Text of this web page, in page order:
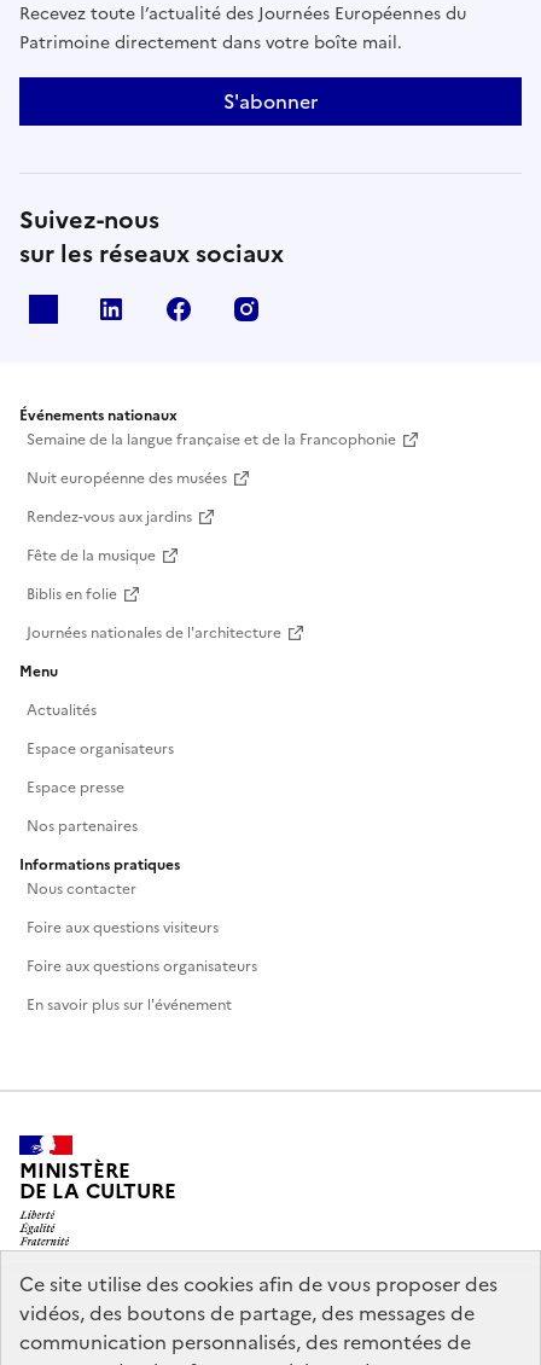
Ce site utilise des cookies afin de vous proposer des
vidéos, des boutons de partage, des messages de
communication personnalisés, des remontées de
Recevez toute l’actualité des Journées Européennes du
Patrimoine directement dans votre boîte mail.
S'abonner
Suivez-nous
sur les réseaux sociaux
Linkedin Facebook
Événements nationaux
Semaine de la langue française et de la Francophonie
Nuit européenne des musées
Rendez-vous aux jardins
Fête de la musique
Biblis en folie
Journées nationales de l'architecture
Menu
Actualités
Espace organisateurs
Espace presse
Nos partenaires
Informations pratiques
Nous contacter
Foire aux questions visiteurs
Foire aux questions organisateurs
En savoir plus sur l'événement
MINISTÈRE
DE LA CULTURE
legifrance.gouv.fr
info.gouv.fr